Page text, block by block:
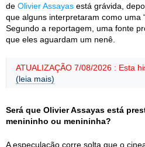
de Olivier Assayas está grávida,
que alguns interpretaram como uma
Segundo a reportagem, uma fonte
que eles aguardam um nenê.
ATUALIZAÇÃO 7/08/2026 : Esta
(leia mais)
Será que Olivier Assayas está
menininho ou menininha?
A especulação corre solta que o